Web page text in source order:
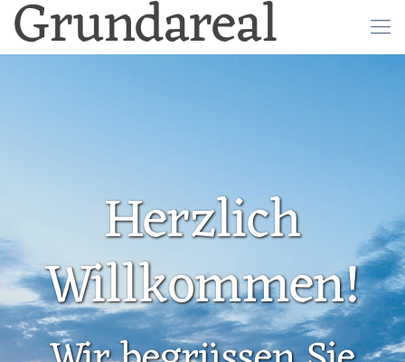
Grundareal
Herzlich
Willkommen!